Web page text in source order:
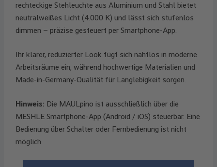
rechteckige Stehleuchte aus Aluminium und Stahl bietet
neutralweißes Licht (4.000 K) und lässt sich stufenlos
dimmen – präzise gesteuert per Smartphone-App.
Ihr klarer, reduzierter Look fügt sich nahtlos in moderne
Arbeitsräume ein, während hochwertige Materialien und
Made-in-Germany-Qualität für Langlebigkeit sorgen.
Hinweis: Die MAULpino ist ausschließlich über die
MESHLE Smartphone-App (Android / iOS) steuerbar. Eine
Bedienung über Schalter oder Fernbedienung ist nicht
möglich.